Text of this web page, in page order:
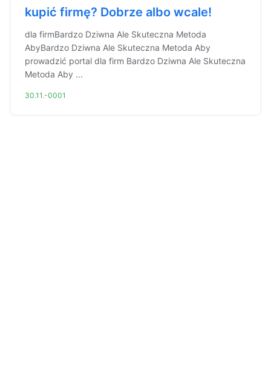
kupić firmę? Dobrze albo wcale!
dla firmBardzo Dziwna Ale Skuteczna Metoda
AbyBardzo Dziwna Ale Skuteczna Metoda Aby
prowadzić portal dla firm Bardzo Dziwna Ale Skuteczna
Metoda Aby ...
30.11.-0001